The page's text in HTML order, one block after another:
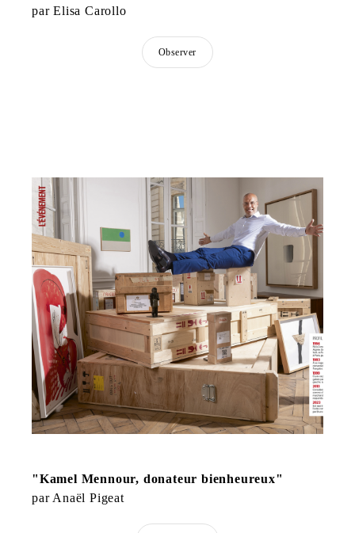
par Elisa Carollo
Observer
"Kamel Mennour, donateur bienheureux"
par Anaël Pigeat